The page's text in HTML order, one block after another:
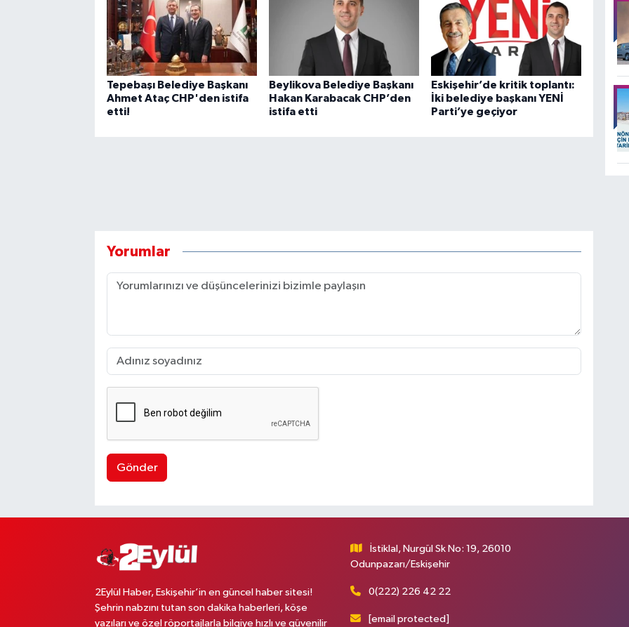
Tepebaşı Belediye Başkanı
Ahmet Ataç CHP'den istifa
etti!
Beylikova Belediye Başkanı
Hakan Karabacak CHP’den
istifa etti
Eskişehir’de kritik toplantı:
İki belediye başkanı YENİ
Parti’ye geçiyor
Yorumlar
Gönder
2Eylül Haber, Eskişehir’in en güncel haber sitesi!
Şehrin nabzını tutan son dakika haberleri, köşe
yazıları ve özel röportajlarla bilgiye hızlı ve güvenilir
İstiklal, Nurgül Sk No: 19, 26010
Odunpazarı/Eskişehir
0(222) 226 42 22
[email protected]